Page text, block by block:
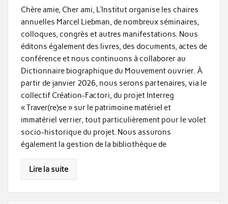
Chère amie, Cher ami, L’Institut organise les chaires
annuelles Marcel Liebman, de nombreux séminaires,
colloques, congrès et autres manifestations. Nous
éditons également des livres, des documents, actes de
conférence et nous continuons à collaborer au
Dictionnaire biographique du Mouvement ouvrier. À
partir de janvier 2026, nous serons partenaires, via le
collectif Création-Factori, du projet Interreg
« Traver(re)se » sur le patrimoine matériel et
immatériel verrier, tout particulièrement pour le volet
socio-historique du projet. Nous assurons
également la gestion de la bibliothèque de
Lire la suite